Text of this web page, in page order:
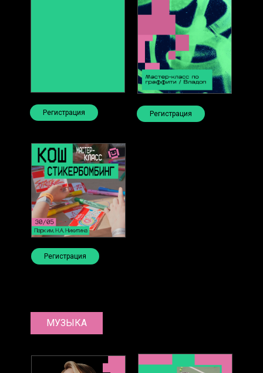
Регистрация Регистрация
Регистрация
МУЗЫКА